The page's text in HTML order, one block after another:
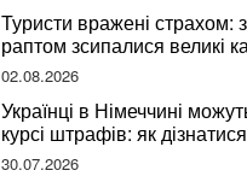
Туристи вражені страхом:
раптом зсипалися великі
02.08.2026
Українці в Німеччині
курсі штрафів: як
борги
30.07.2026